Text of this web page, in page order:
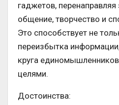
гаджетов,
общение, творчество и
Это способствует не
переизбытка
круга
целями.
Достоинства: